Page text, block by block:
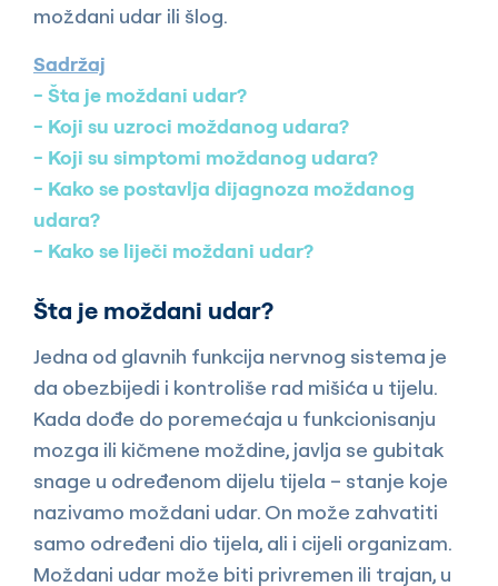
moždani udar ili šlog.
Sadržaj
Šta je moždani udar?
Koji su uzroci moždanog udara?
Koji su simptomi moždanog udara?
Kako se postavlja dijagnoza moždanog
udara?
Kako se liječi moždani udar?
Šta je moždani udar?
Jedna od glavnih funkcija nervnog sistema je
da obezbijedi i kontroliše rad mišića u tijelu.
Kada dođe do poremećaja u funkcionisanju
mozga ili kičmene moždine, javlja se gubitak
snage u određenom dijelu tijela – stanje koje
nazivamo moždani udar. On može zahvatiti
samo određeni dio tijela, ali i cijeli organizam.
Moždani udar može biti privremen ili trajan, u